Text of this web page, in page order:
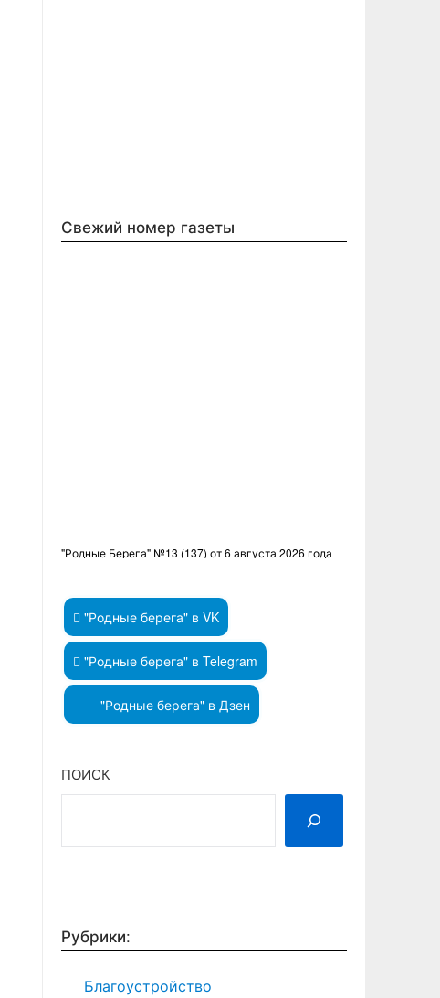
Свежий номер газеты
"Родные Берега" №13 (137) от 6 августа 2026 года
"Родные берега" в VK
"Родные берега" в Telegram
"Родные берега" в Дзен
ПОИСК
Рубрики:
Благоустройство